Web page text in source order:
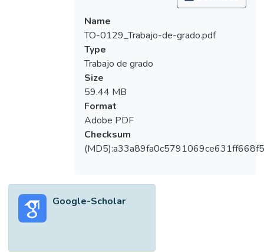
disminución en el flujo sanguíneo y por
consiguiente, un retardo en la velocidad y
calidad de la reparación (proceso
directamente ligado con la inflamación y que
explicaremos en el desarrollo de esta tesis).
Name
TO-0129_Trabajo-de-grado.pdf
Type
Trabajo de grado
Size
59.44 MB
Format
Adobe PDF
Checksum
Google-Scholar